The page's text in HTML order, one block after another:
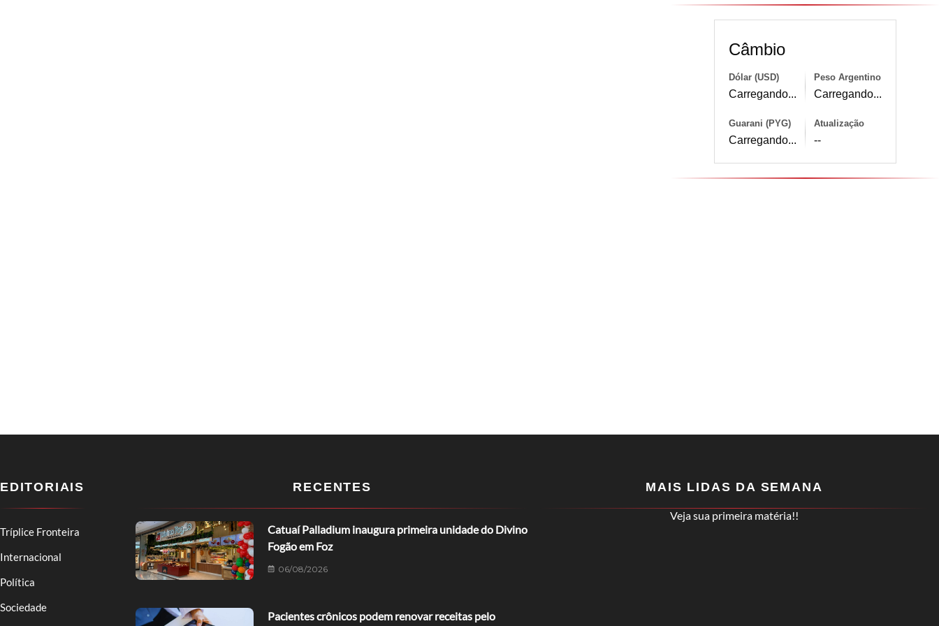
Câmbio
Dólar (USD)
Carregando...
Peso Argentino
Carregando...
Guarani (PYG)
Carregando...
Atualização
--
EDITORIAIS
Tríplice Fronteira
Internacional
Política
Sociedade
RECENTES
Catuaí Palladium inaugura primeira unidade do Divino
Fogão em Foz
06/08/2026
Pacientes crônicos podem renovar receitas pelo
MAIS LIDAS DA SEMANA
Veja sua primeira matéria!!